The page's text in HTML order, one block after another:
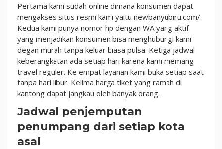
Pertama kami sudah online dimana konsumen dapat
mengakses situs resmi kami yaitu newbanyubiru.com/.
Kedua kami punya nomor hp dengan WA yang aktif
yang menjadikan konsumen bisa menghubungi kami
degan murah tanpa keluar biasa pulsa. Ketiga jadwal
keberangkatan ada setiap hari karena kami memang
travel reguler. Ke empat layanan kami buka setiap saat
tanpa hari libur. Kelima harga tiket yang ramah di
kantong dapat jangkau oleh banyak orang.
Jadwal penjemputan
penumpang dari setiap kota
asal